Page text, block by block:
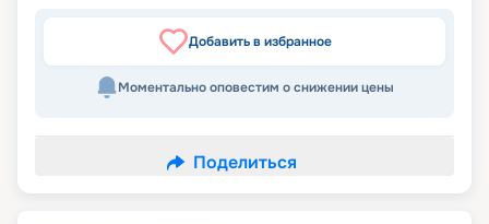
Добавить в избранное
Моментально оповестим о снижении цены
Поделиться